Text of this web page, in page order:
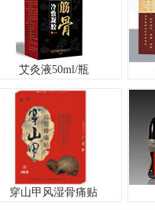
艾灸液50ml/瓶
穿山甲风湿骨痛贴